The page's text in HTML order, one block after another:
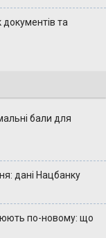
документів та
бали для
дані Нацбанку
по-новому: що